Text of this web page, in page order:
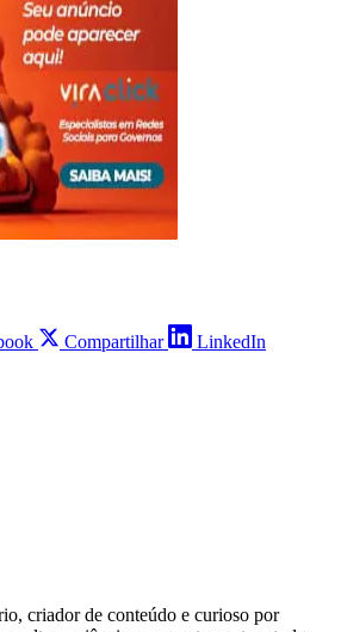
Compartilhar LinkedIn
criador de conteúdo e curioso por